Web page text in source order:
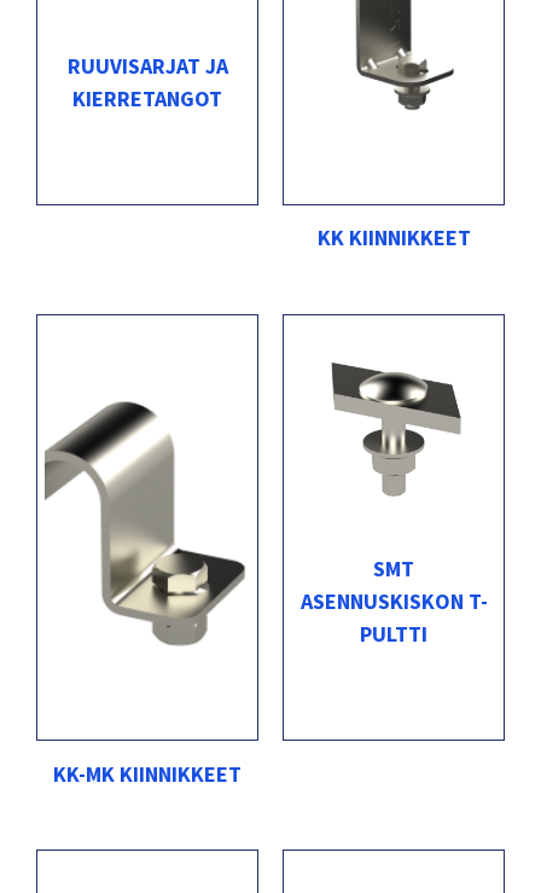
RUUVISARJAT JA
KIERRETANGOT
KK KIINNIKKEET
KK-MK KIINNIKKEET
SMT
ASENNUSKISKON T-
PULTTI